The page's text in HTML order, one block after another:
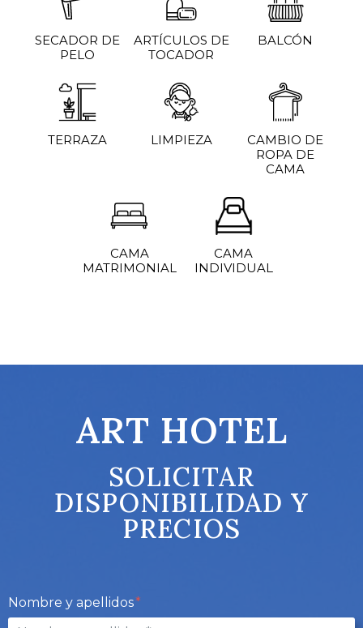
SECADOR DE
PELO
ARTÍCULOS DE
TOCADOR
BALCÓN
TERRAZA LIMPIEZA
CAMBIO DE
ROPA DE
CAMA
CAMA
MATRIMONIAL
CAMA
INDIVIDUAL
ART HOTEL
SOLICITAR
DISPONIBILIDAD Y
PRECIOS
Nombre y apellidos